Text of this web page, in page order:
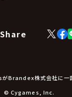
Share
X
Brandex株式会社に一
© Cygames, Inc.